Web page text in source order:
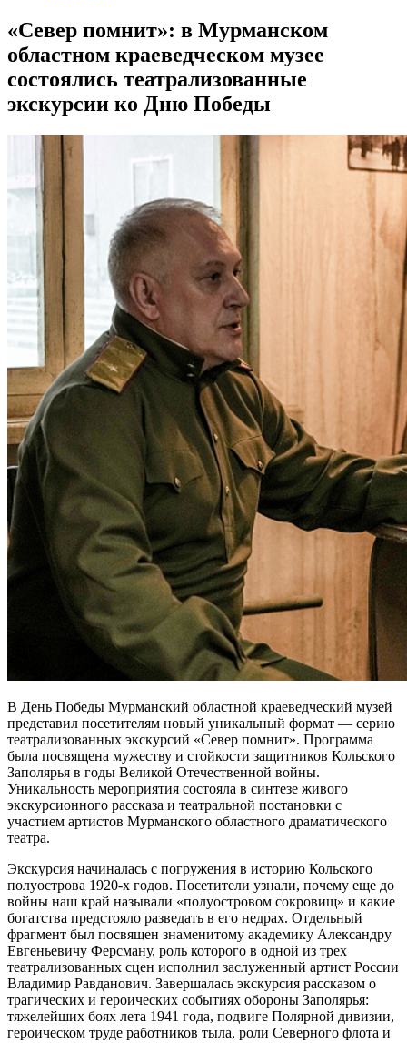
«Север помнит»: в Мурманском
областном краеведческом музее
состоялись театрализованные
экскурсии ко Дню Победы
В День Победы Мурманский областной краеведческий музей
представил посетителям новый уникальный формат — серию
театрализованных экскурсий «Север помнит». Программа
была посвящена мужеству и стойкости защитников Кольского
Заполярья в годы Великой Отечественной войны.
Уникальность мероприятия состояла в синтезе живого
экскурсионного рассказа и театральной постановки с
участием артистов Мурманского областного драматического
театра.
Экскурсия начиналась с погружения в историю Кольского
полуострова 1920-х годов. Посетители узнали, почему еще до
войны наш край называли «полуостровом сокровищ» и какие
богатства предстояло разведать в его недрах. Отдельный
фрагмент был посвящен знаменитому академику Александру
Евгеньевичу Ферсману, роль которого в одной из трех
театрализованных сцен исполнил заслуженный артист России
Владимир Равданович. Завершалась экскурсия рассказом о
трагических и героических событиях обороны Заполярья:
тяжелейших боях лета 1941 года, подвиге Полярной дивизии,
героическом труде работников тыла, роли Северного флота и